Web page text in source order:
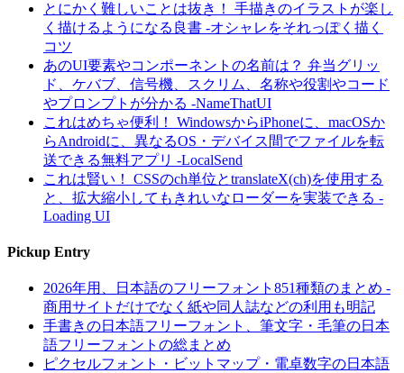
とにかく難しいことは抜き！ 手描きのイラストが楽し
く描けるようになる良書 -オシャレをそれっぽく描く
コツ
あのUI要素やコンポーネントの名前は？ 弁当グリッ
ド、ケバブ、信号機、スクリム、名称や役割やコード
やプロンプトが分かる -NameThatUI
これはめちゃ便利！ WindowsからiPhoneに、macOSか
らAndroidに、異なるOS・デバイス間でファイルを転
送できる無料アプリ -LocalSend
これは賢い！ CSSのch単位とtranslateX(ch)を使用する
と、拡大縮小してもきれいなローダーを実装できる -
Loading UI
Pickup Entry
2026年用、日本語のフリーフォント851種類のまとめ -
商用サイトだけでなく紙や同人誌などの利用も明記
手書きの日本語フリーフォント、筆文字・毛筆の日本
語フリーフォントの総まとめ
ピクセルフォント・ビットマップ・電卓数字の日本語